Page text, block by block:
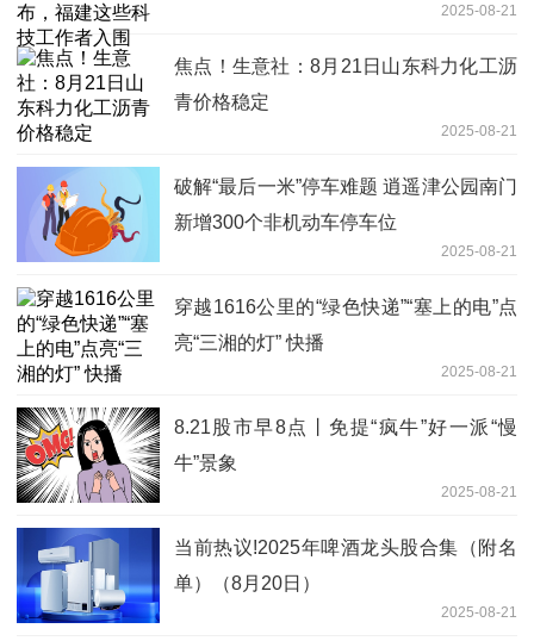
2025-08-21
焦点！生意社：8月21日山东科力化工沥
青价格稳定
2025-08-21
破解“最后一米”停车难题 逍遥津公园南门
新增300个非机动车停车位
2025-08-21
穿越1616公里的“绿色快递”“塞上的电”点
亮“三湘的灯” 快播
2025-08-21
8.21股市早8点丨免提“疯牛”好一派“慢
牛”景象
2025-08-21
当前热议!2025年啤酒龙头股合集（附名
单）（8月20日）
2025-08-21